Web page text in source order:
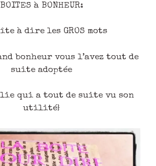
BOITES à BONHEUR:
à dire les GROS mots
bonheur vous l’avez tout de
suite adoptée
qui a tout de suite vu son
utilité}